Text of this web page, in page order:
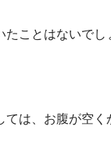
たことはないでし
は、お腹が空く